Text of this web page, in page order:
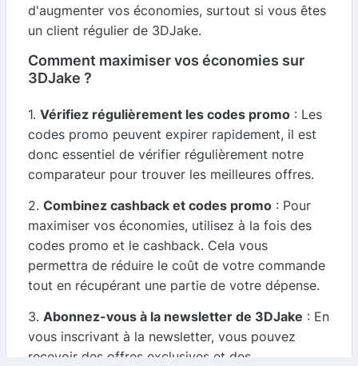
d'augmenter vos économies, surtout si vous êtes
un client régulier de 3DJake.
Comment maximiser vos économies sur
3DJake ?
1. Vérifiez régulièrement les codes promo : Les
codes promo peuvent expirer rapidement, il est
donc essentiel de vérifier régulièrement notre
comparateur pour trouver les meilleures offres.
2. Combinez cashback et codes promo : Pour
maximiser vos économies, utilisez à la fois des
codes promo et le cashback. Cela vous
permettra de réduire le coût de votre commande
tout en récupérant une partie de votre dépense.
3. Abonnez-vous à la newsletter de 3DJake : En
vous inscrivant à la newsletter, vous pouvez
recevoir des offres exclusives et des